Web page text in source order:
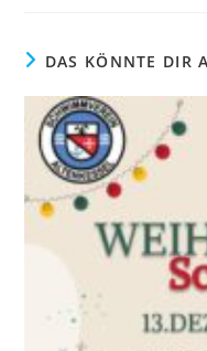
DAS KÖNNTE DIR